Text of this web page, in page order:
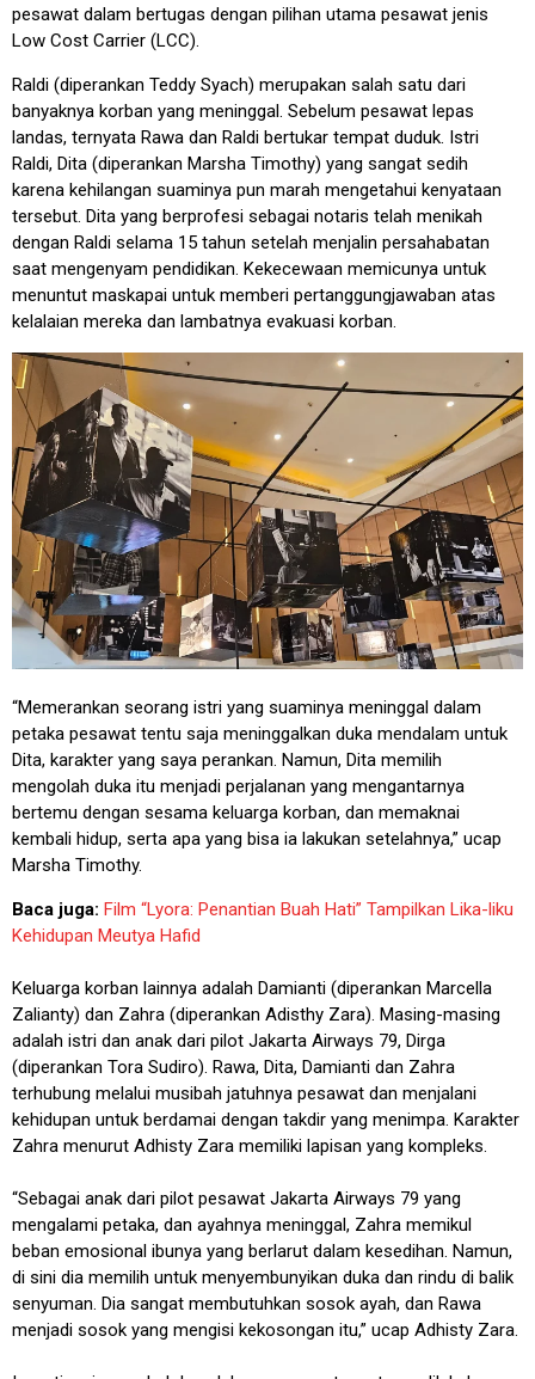
pesawat dalam bertugas dengan pilihan utama pesawat jenis
Low Cost Carrier (LCC).
Raldi (diperankan Teddy Syach) merupakan salah satu dari
banyaknya korban yang meninggal. Sebelum pesawat lepas
landas, ternyata Rawa dan Raldi bertukar tempat duduk. Istri
Raldi, Dita (diperankan Marsha Timothy) yang sangat sedih
karena kehilangan suaminya pun marah mengetahui kenyataan
tersebut. Dita yang berprofesi sebagai notaris telah menikah
dengan Raldi selama 15 tahun setelah menjalin persahabatan
saat mengenyam pendidikan. Kekecewaan memicunya untuk
menuntut maskapai untuk memberi pertanggungjawaban atas
kelalaian mereka dan lambatnya evakuasi korban.
“Memerankan seorang istri yang suaminya meninggal dalam
petaka pesawat tentu saja meninggalkan duka mendalam untuk
Dita, karakter yang saya perankan. Namun, Dita memilih
mengolah duka itu menjadi perjalanan yang mengantarnya
bertemu dengan sesama keluarga korban, dan memaknai
kembali hidup, serta apa yang bisa ia lakukan setelahnya,” ucap
Marsha Timothy.
Baca juga: Film “Lyora: Penantian Buah Hati” Tampilkan Lika-liku
Kehidupan Meutya Hafid
Keluarga korban lainnya adalah Damianti (diperankan Marcella
Zalianty) dan Zahra (diperankan Adisthy Zara). Masing-masing
adalah istri dan anak dari pilot Jakarta Airways 79, Dirga
(diperankan Tora Sudiro). Rawa, Dita, Damianti dan Zahra
terhubung melalui musibah jatuhnya pesawat dan menjalani
kehidupan untuk berdamai dengan takdir yang menimpa. Karakter
Zahra menurut Adhisty Zara memiliki lapisan yang kompleks.
“Sebagai anak dari pilot pesawat Jakarta Airways 79 yang
mengalami petaka, dan ayahnya meninggal, Zahra memikul
beban emosional ibunya yang berlarut dalam kesedihan. Namun,
di sini dia memilih untuk menyembunyikan duka dan rindu di balik
senyuman. Dia sangat membutuhkan sosok ayah, dan Rawa
menjadi sosok yang mengisi kekosongan itu,” ucap Adhisty Zara.